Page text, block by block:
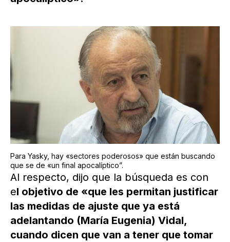
Para Yasky, hay «sectores poderosos» que están buscando
que se de «un final apocalíptico”.
Al respecto, dijo que la búsqueda es con
el objetivo de «que les permitan justificar
las medidas de ajuste que ya está
adelantando (María Eugenia) Vidal,
cuando dicen que van a tener que tomar